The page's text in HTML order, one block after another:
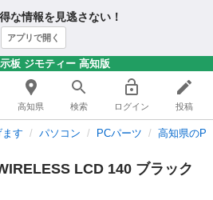
な情報を見逃さない！
アプリで開く
板 ジモティー 高知版
高知県 検索 ログイン 投稿
す パソコン PCパーツ 高知県の
LCD 140 ブラック